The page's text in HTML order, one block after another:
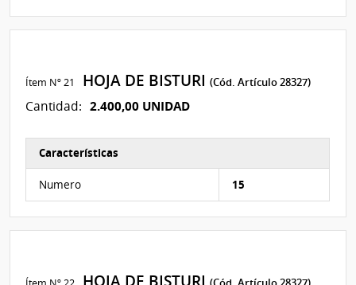
Ítem Nº 21 HOJA DE BISTURI(Cód. Artículo 28327)
Cantidad: 2.400,00 UNIDAD
Características
Numero 15